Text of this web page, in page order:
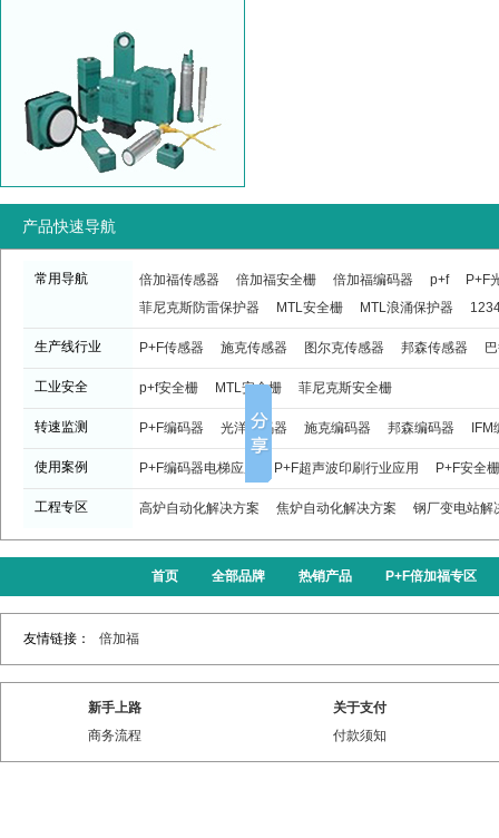
产品快速导航
常用导航 倍加福传感器 倍加福安全栅 倍加福编码器 p+f
P+F
菲尼克斯防雷保护器
MTL安全栅 MTL浪涌保护器
生产线行业 P+F传感器 施克传感器 图尔克传感器 邦森传感器
工业安全 p+f安全栅 MTL安全栅 菲尼克斯安全栅
转速监测 P+F编码器 光洋编码器 施克编码器 邦森编码器
使用案例 P+F编码器电梯应用 P+F超声波印刷行业应用 P+F安全
工程专区 高炉自动化解决方案 焦炉自动化解决方案 钢厂变电站解
首页 全部品牌 热销产品 P+F倍加福专区
友情链接： 倍加福
新手上路
商务流程
关于支付
付款须知